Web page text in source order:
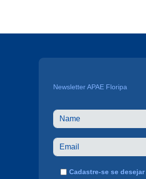
Newsletter APAE Floripa
Cadastre-se se desejar